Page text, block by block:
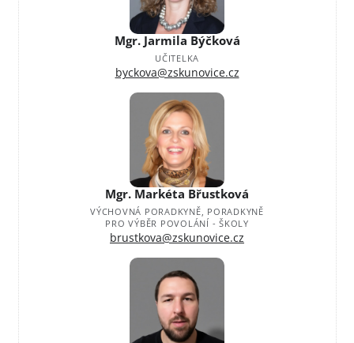
Mgr. Jarmila Býčková
UČITELKA
byckova@zskunovice.cz
Mgr. Markéta Břustková
VÝCHOVNÁ PORADKYNĚ, PORADKYNĚ
PRO VÝBĚR POVOLÁNÍ - ŠKOLY
brustkova@zskunovice.cz